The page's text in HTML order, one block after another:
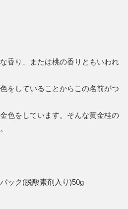
香り、または桃の香りともいわれ
をしていることからこの名前がつ
色をしています。そんな黄金桂の
ック(脱酸素剤入り)50g